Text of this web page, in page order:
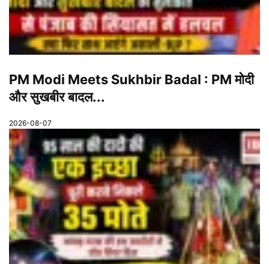
PM Modi Meets Sukhbir Badal : PM मोदी
और सुखबीर बादल...
2026-08-07